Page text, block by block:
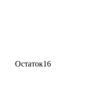
Остаток16